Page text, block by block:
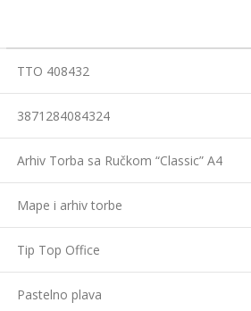
TTO 408432
3871284084324
Arhiv Torba sa Ručkom “Classic” A4
Mape i arhiv torbe
Tip Top Office
Pastelno plava